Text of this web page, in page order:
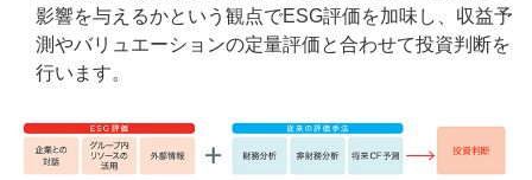
影響を与えるかという観点でESG評価を加味し、収益予
測やバリュエーションの定量評価と合わせて投資判断を
行います。